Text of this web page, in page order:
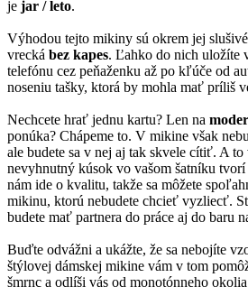
je jar / leto.
Výhodou tejto mikiny sú okrem jej
vrecká bez kapes. Ľahko do nich uložíte
telefónu cez peňaženku až po kľúče od
noseniu tašky, ktorá by mohla mať príliš
Nechcete hrať jednu kartu? Len na
ponúka? Chápeme to. V mikine však
ale budete sa v nej aj tak skvele cítiť. A
nevyhnutný kúsok vo vašom šatníku tvorí
nám ide o kvalitu, takže sa môžete
mikinu, ktorú nebudete chcieť vyzliecť.
budete mať partnera do práce aj do baru
Buďte odvážni a ukážte, že sa nebojíte
štýlovej dámskej mikine vám v tom
šmrnc a odlíši vás od monotónneho